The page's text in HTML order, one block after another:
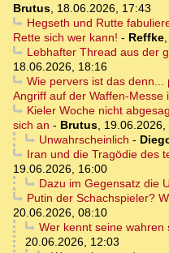
Brutus, 18.06.2026, 17:43
Hegseth und Rutte
Rette sich wer kann! - Reffke,
Lebhafter Thread aus der
18.06.2026, 18:16
Wie pervers ist das
Angriff auf der Waffen-Messe
Kieler Woche nicht
sich an - Brutus, 19.06.2026,
Unwahrscheinlich -
Iran und die Tragödie des
19.06.2026, 16:00
Dazu im Gegensatz die
Putin der Schachspieler?
20.06.2026, 08:10
Wer kennt seine wahren
20.06.2026, 12:03